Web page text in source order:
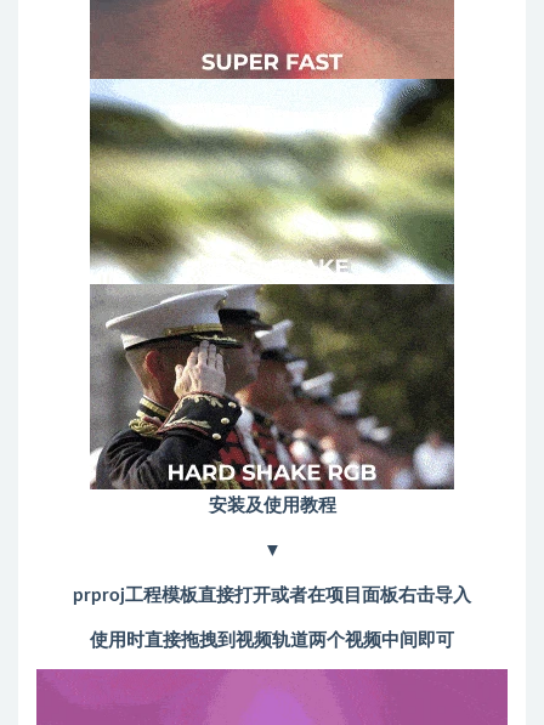
安装及使用教程
▼
prproj工程模板直接打开或者在项目面板右击导入
使用时直接拖拽到视频轨道两个视频中间即可